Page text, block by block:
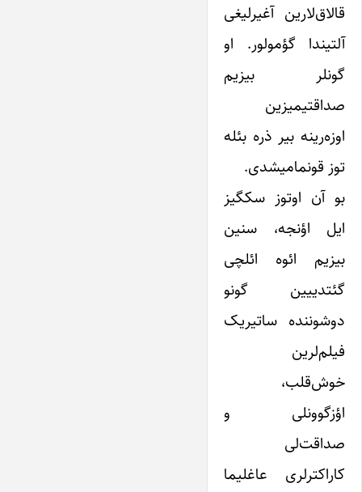
قالاق‌لارین آغیرلیغی
آلتیندا گؤمولور. او
گونلر بیزیم
صداقتیمیزین
اوزه‌رینه بیر ذره بئله
توز قونمامیشدی.
بو آن اوتوز سکگیز
ایل اؤنجه‌، سنین
بیزیم ائوه ائلچی
گئتدییین گونو
دوشوننده ساتیریک
فیلم‌لرین
خوش‌قلب،
اؤز‌گوونلی و
صداقت‌لی
کاراکترلری عاغلیما